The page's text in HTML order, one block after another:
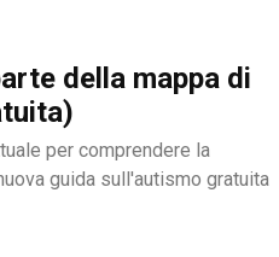
della mappa di
per comprendere la
guida sull'autismo gratuita